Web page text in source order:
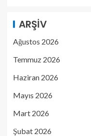
ARŞIV
Ağustos 2026
Temmuz 2026
Haziran 2026
Mayıs 2026
Mart 2026
Şubat 2026